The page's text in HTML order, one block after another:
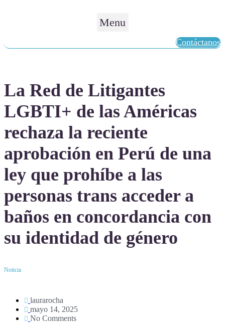
Menu
Contáctanos
La Red de Litigantes
LGBTI+ de las Américas
rechaza la reciente
aprobación en Perú de una
ley que prohíbe a las
personas trans acceder a
baños en concordancia con
su identidad de género
Noticia
laurarocha
mayo 14, 2025
No Comments